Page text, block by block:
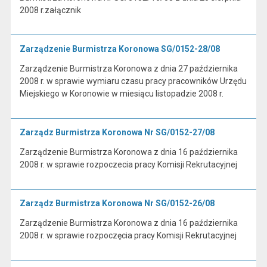
2008 r.załącznik
Zarządzenie Burmistrza Koronowa SG/0152-28/08
Zarządzenie Burmistrza Koronowa z dnia 27 października
2008 r. w sprawie wymiaru czasu pracy pracowników Urzędu
Miejskiego w Koronowie w miesiącu listopadzie 2008 r.
Zarządz Burmistrza Koronowa Nr SG/0152-27/08
Zarządzenie Burmistrza Koronowa z dnia 16 października
2008 r. w sprawie rozpoczecia pracy Komisji Rekrutacyjnej
Zarządz Burmistrza Koronowa Nr SG/0152-26/08
Zarządzenie Burmistrza Koronowa z dnia 16 października
2008 r. w sprawie rozpoczęcia pracy Komisji Rekrutacyjnej